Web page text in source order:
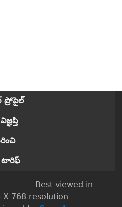
ప్రోపైల్
in
X 768 resolution